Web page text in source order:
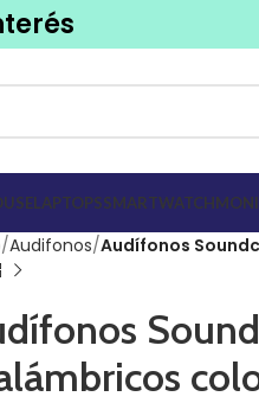
LAPTOPSSMARTWATCH
Audifonos Audífonos